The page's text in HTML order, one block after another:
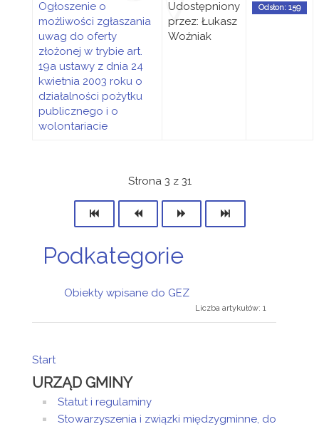
Ogłoszenie o
możliwości zgłaszania
uwag do oferty
złożonej w trybie art.
19a ustawy z dnia 24
kwietnia 2003 roku o
działalności pożytku
publicznego i o
wolontariacie
Udostępniony
przez: Łukasz
Woźniak
Odsłon: 159
Strona 3 z 31
Podkategorie
Obiekty wpisane do GEZ
Liczba artykułów: 1
Start
URZĄD GMINY
Statut i regulaminy
Stowarzyszenia i związki międzygminne, do